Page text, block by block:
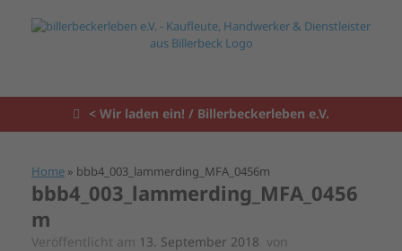
< Wir laden ein! / Billerbeckerleben e.V.
Home » bbb4_003_lammerding_MFA_0456m
bbb4_003_lammerding_MFA_0456
m
Veröffentlicht am 13. September 2018 von